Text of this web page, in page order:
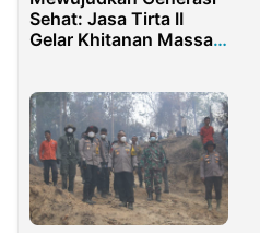
Sehat: Jasa Tirta II
Gelar Khitanan Massal